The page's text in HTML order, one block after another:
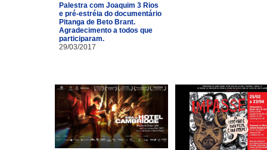
Palestra com Joaquim 3 Rios
e pré-estréia do documentário
Pitanga de Beto Brant.
Agradecimento a todos que
participaram.
29/03/2017